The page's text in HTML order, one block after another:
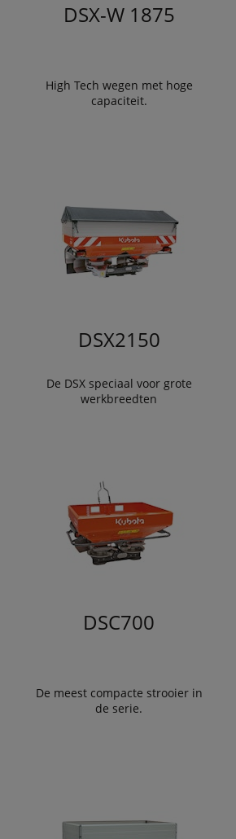
DSX-W 1875
High Tech wegen met hoge
capaciteit.
DSX2150
De DSX speciaal voor grote
werkbreedten
DSC700
De meest compacte strooier in
de serie.